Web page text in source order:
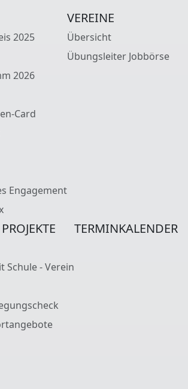
2025
2026
Card
Engagement
VEREINE
Übersicht
Übungsleiter Jobbörse
Schule - Verein
TERMINKALENDER